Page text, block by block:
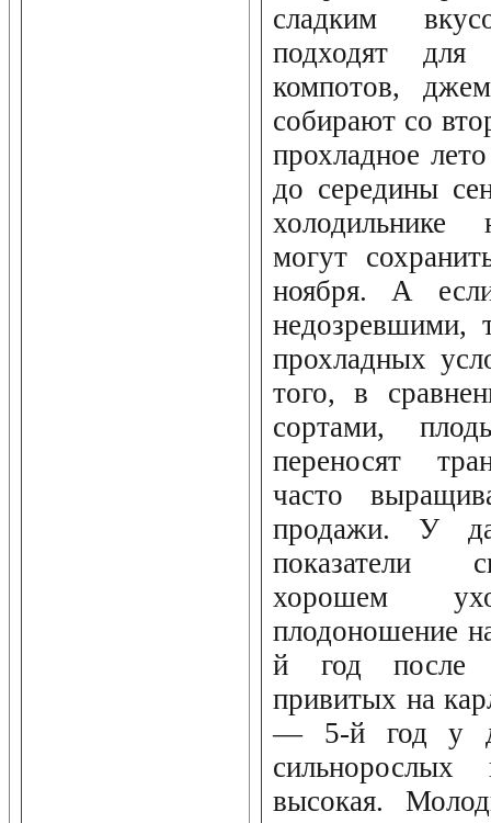
сладким
подходят для
компотов,
собирают со
прохладное
до середины
холодильнике
могут
ноября. А
недозревшими,
прохладных
того, в
сортами,
переносят
часто
продажи. У
показатели
хорошем
плодоношение
й год после
привитых на
— 5-й год у
сильнорослых
высокая.